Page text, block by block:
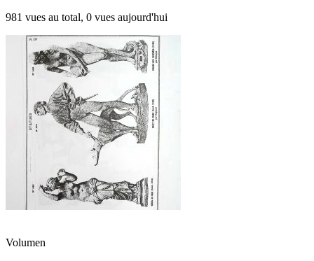
981 vues au total, 0 vues aujourd'hui
Volumen